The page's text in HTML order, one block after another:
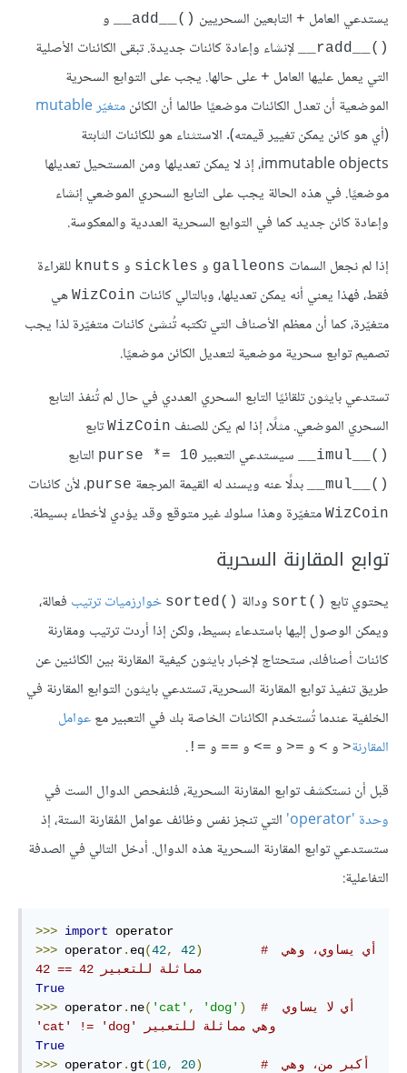
يستدعي العامل + التابعين السحريين ()__add__ و
()__radd__
لإنشاء وإعادة كائنات جديدة. تبقى الكائنات الأصلية
التي يعمل عليها العامل + على حالها. يجب على التوابع السحرية
الموضعية أن تعدل الكائنات موضعيًا طالما أن الكائنمتغيّر mutable
(أي هو كائن يمكن تغيير قيمته). الاستثناء هو للكائنات الثابتة
immutable objects، إذ لا يمكن تعديلها ومن المستحيل تعديلها
موضعيًا. في هذه الحالة يجب على التابع السحري الموضعي إنشاء
وإعادة كائن جديد كما في التوابع السحرية العددية والمعكوسة.
إذا لم نجعل السمات galleons و sickles و knuts للقراءة
فقط، فهذا يعني أنه يمكن تعديلها، وبالتالي كائنات WizCoin هي
متغيّرة، كما أن معظم الأصناف التي تكتبه تُنشئ كائنات متغيّرة لذا يجب
تصميم توابع سحرية موضعية لتعديل الكائن موضعيًا.
تستدعي بايثون تلقائيًا التابع السحري العددي في حال لم تُنفذ التابع
السحري الموضعي. مثلًا، إذا لم يكن للصنف WizCoin تابع
()__imul__ سيستدعي التعبير purse *= 10 التابع
()__mul__ بدلًا عنه ويسند له القيمة المرجعة purse، لأن كائنات
WizCoin متغيّرة وهذا سلوك غير متوقع وقد يؤدي لأخطاء بسيطة.
توابع المقارنة السحرية
يحتوي تابع ‎‎sort‎‎‎‎‎()‎‎‎ ودالة sorted()‎‎‏‏ خوارزميات ترتيب فعالة،
ويمكن الوصول إليها باستدعاء بسيط، ولكن إذا أردت ترتيب ومقارنة
كائنات أصنافك، ستحتاج لإخبار بايثون كيفية المقارنة بين الكائنين عن
طريق تنفيذ توابع المقارنة السحرية، تستدعي بايثون التوابع المقارنة في
الخلفية عندما تُستخدم الكائنات الخاصة بك في التعبير مععوامل
المقارنة< و > و =< و => و == و =!
.
قبل أن نستكشف توابع المقارنة السحرية، فلنفحص الدوال الست في
وحدة 'operator'
التي تنجز نفس وظائف عوامل المُقارنة الستة، إذ
ستستدعي توابع المقارنة السحرية هذه الدوال. أدخل التالي في الصدفة
التفاعلية:
>>> import
>>> operator. eq(42, 42)
# أي يساوي، وهي
مماثلة للتعبير 42 == 42
True
>>> operator. ne( 'cat' , 'dog' )
# أي لا يساوي
وهي مماثلة للتعبير‫ 'cat' != 'dog'
True
>>> operator. gt(10, 20) # أكبر من، وهي